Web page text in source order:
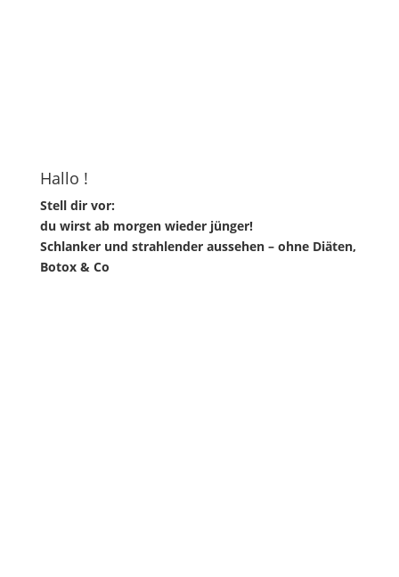
Hallo !
Stell dir vor:
du wirst ab morgen wieder jünger!
Schlanker und strahlender aussehen – ohne Diäten,
Botox & Co